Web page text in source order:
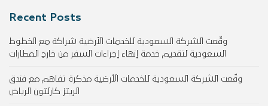
Recent Posts
وقّعت الشركة السعودية للخدمات الأرضية شراكة مع الخطوط
السعودية لتقديم خدمة إنهاء إجراءات السفر من خارج المطارات
وقّعت الشركة السعودية للخدمات الأرضية مذكرة تفاهم مع فندق
الريتز كارلتون الرياض